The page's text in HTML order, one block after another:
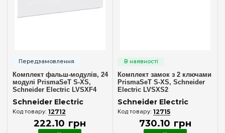
Комплект фальш-модулів, 24
модулі PrismaSeT S-XS,
Schneider Electric LVSXF4
Schneider Electric
12712
222.10 грн
Комплект замок з 2 ключами
PrismaSeT S-XS, Schneider
Electric LVSXS2
Schneider Electric
12715
730.10 грн